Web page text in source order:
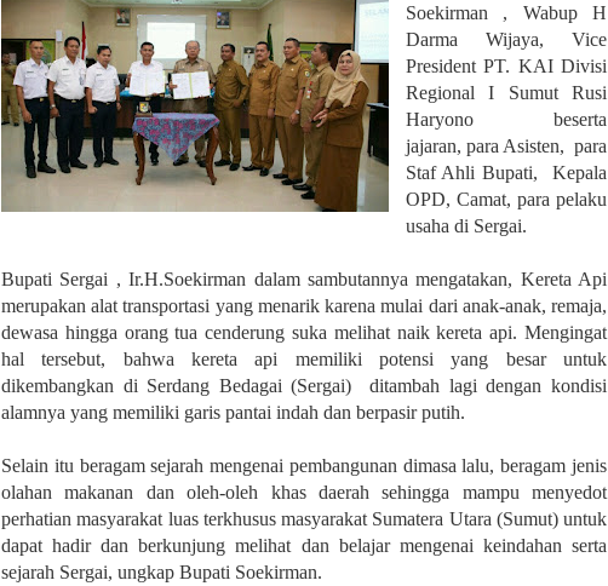
Soekirman , Wabup H
Darma Wijaya, Vice
President PT. KAI Divisi
Regional I Sumut Rusi
Haryono beserta
jajaran, para Asisten, para
Staf Ahli Bupati, Kepala
OPD, Camat, para pelaku
usaha di Sergai.
Bupati Sergai , Ir.H.Soekirman dalam sambutannya mengatakan, Kereta Api
merupakan alat transportasi yang menarik karena mulai dari anak-anak, remaja,
dewasa hingga orang tua cenderung suka melihat naik kereta api. Mengingat
hal tersebut, bahwa kereta api memiliki potensi yang besar untuk
dikembangkan di Serdang Bedagai (Sergai) ditambah lagi dengan kondisi
alamnya yang memiliki garis pantai indah dan berpasir putih.
Selain itu beragam sejarah mengenai pembangunan dimasa lalu, beragam jenis
olahan makanan dan oleh-oleh khas daerah sehingga mampu menyedot
perhatian masyarakat luas terkhusus masyarakat Sumatera Utara (Sumut) untuk
dapat hadir dan berkunjung melihat dan belajar mengenai keindahan serta
sejarah Sergai, ungkap Bupati Soekirman.